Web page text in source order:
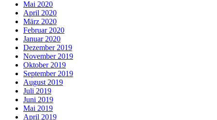
Mai 2020
April 2020
März 2020
Februar 2020
Januar 2020
Dezember 2019
November 2019
Oktober 2019
September 2019
August 2019
Juli 2019
Juni 2019
Mai 2019
April 2019